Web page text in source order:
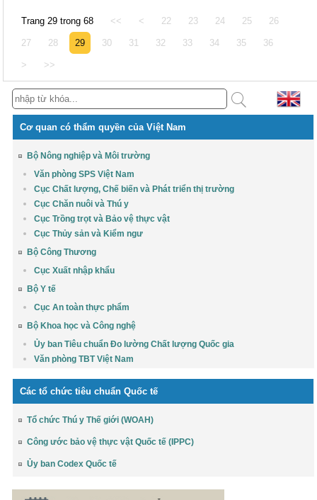
Trang 29 trong 68 << < 22 23 24 25 26
27 28 29 30 31 32 33 34 35 36
> >>
Cơ quan có thẩm quyền của Việt Nam
Bộ Nông nghiệp và Môi trường
Văn phòng SPS Việt Nam
Cục Chất lượng, Chế biến và Phát triển thị trường
Cục Chăn nuôi và Thú y
Cục Trồng trọt và Bảo vệ thực vật
Cục Thủy sản và Kiểm ngư
Bộ Công Thương
Cục Xuất nhập khẩu
Bộ Y tế
Cục An toàn thực phẩm
Bộ Khoa học và Công nghệ
Ủy ban Tiêu chuẩn Đo lường Chất lượng Quốc gia
Văn phòng TBT Việt Nam
Các tổ chức tiêu chuẩn Quốc tế
Tổ chức Thú y Thế giới (WOAH)
Công ước bảo vệ thực vật Quốc tế (IPPC)
Ủy ban Codex Quốc tế